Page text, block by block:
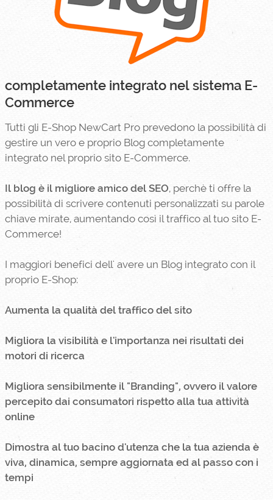
completamente integrato nel sistema E-
Commerce
Tutti gli E-Shop NewCart Pro prevedono la possibilità di
gestire un vero e proprio Blog completamente
integrato nel proprio sito E-Commerce.
Il blog è il migliore amico del SEO, perchè ti offre la
possibilità di scrivere contenuti personalizzati su parole
chiave mirate, aumentando così il traffico al tuo sito E-
Commerce!
I maggiori benefici dell' avere un Blog integrato con il
proprio E-Shop:
Aumenta la qualità del traffico del sito
Migliora la visibilità e l'importanza nei risultati dei
motori di ricerca
Migliora sensibilmente il "Branding", ovvero il valore
percepito dai consumatori rispetto alla tua attività
online
Dimostra al tuo bacino d'utenza che la tua azienda è
viva, dinamica, sempre aggiornata ed al passo con i
tempi